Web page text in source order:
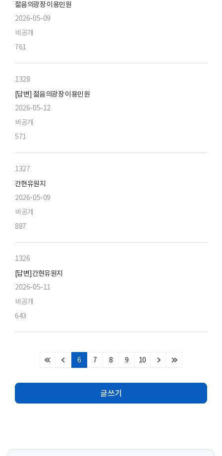
젊음의광장 이용민원
2026-05-09
비공개
761
1328
[답변] 젊음의광장 이용민원
2026-05-12
비공개
571
1327
간현유원지
2026-05-09
비공개
887
1326
[답변]간현유원지
2026-05-11
비공개
643
처
페
이
페
6 7 8 9 10
다
페
마
막
글쓰기